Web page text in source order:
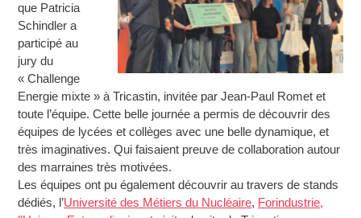
que Patricia
Schindler a
participé au
jury du
« Challenge
Energie mixte » à Tricastin, invitée par Jean-Paul Romet et
toute l’équipe. Cette belle journée a permis de découvrir des
équipes de lycées et collèges avec une belle dynamique, et
très imaginatives. Qui faisaient preuve de collaboration autour
des marraines très motivées.
Les équipes ont pu également découvrir au travers de stands
dédiés, l’Université des Métiers du Nucléaire, Forindustrie,